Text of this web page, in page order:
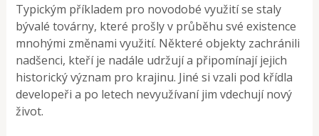
Typickým příkladem pro novodobé využití se staly
bývalé továrny, které prošly v průběhu své existence
mnohými změnami využití. Některé objekty zachránili
nadšenci, kteří je nadále udržují a připomínají jejich
historický význam pro krajinu. Jiné si vzali pod křídla
developeři a po letech nevyužívaní jim vdechují nový
život.